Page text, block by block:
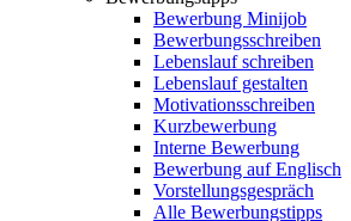
Bewerbung Minijob
Bewerbungsschreiben
Lebenslauf schreiben
Lebenslauf gestalten
Motivationsschreiben
Kurzbewerbung
Interne Bewerbung
Bewerbung auf Englisch
Vorstellungsgespräch
Alle Bewerbungstipps